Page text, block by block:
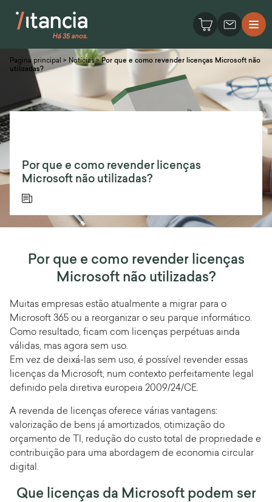
Pagina principal > Notícias>Por que e como revender licenças Microsoft não
utilizadas?
Por que e como revender licenças
Microsoft não utilizadas?
Por que e como revender licenças
Microsoft não utilizadas?
Muitas empresas estão atualmente a migrar para o
Microsoft 365 ou a reorganizar o seu parque informático.
Como resultado, ficam com licenças perpétuas ainda
válidas, mas agora sem uso.
Em vez de deixá-las sem uso, é possível revender essas
licenças da Microsoft, num contexto perfeitamente legal
definido pela diretiva europeia 2009/24/CE.
A revenda de licenças oferece várias vantagens:
valorização de bens já amortizados, otimização do
orçamento de TI, redução do custo total de propriedade e
contribuição para uma abordagem de economia circular
digital.
Que licenças da Microsoft podem ser